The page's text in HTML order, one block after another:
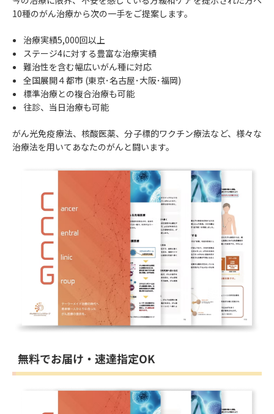
10種のがん治療から次の一手をご提案します。
治療実績5,000回以上
ステージ4に対する豊富な治療実績
難治性を含む幅広いがん種に対応
全国展開４都市 (東京･名古屋･大阪･福岡)
標準治療との複合治療も可能
往診、当日治療も可能
がん光免疫療法、核酸医薬、分子標的ワクチン療法など、様々な
治療法を用いてあなたのがんと闘います。
無料でお届け・速達指定OK